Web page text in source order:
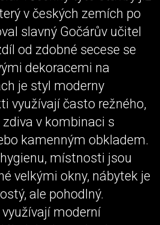
v českých zemích po
slavný Gočárův učitel
od zdobné secese se
dekoracemi na
je styl moderny
využívají často režného,
v kombinaci s
kamenným obkladem.
místnosti jsou
velkými okny, nábytek je
ale pohodlný.
moderní